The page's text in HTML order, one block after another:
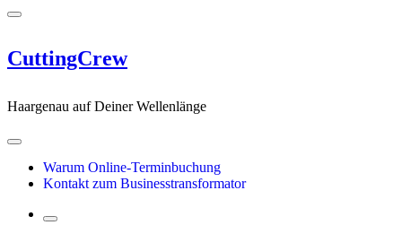
CuttingCrew
Haargenau auf Deiner Wellenlänge
Warum Online-Terminbuchung
Kontakt zum Businesstransformator